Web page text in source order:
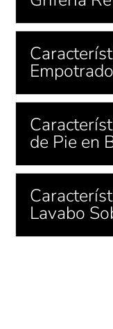
de Pie en
Lavabo